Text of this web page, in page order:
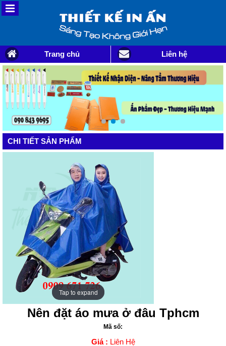
Trang chủ Liên hệ
CHI TIẾT SẢN PHẨM
Tap to expand
Tap to expand
Nên đặt áo mưa ở đâu Tphcm
Mã số:
Giá : Liên Hệ